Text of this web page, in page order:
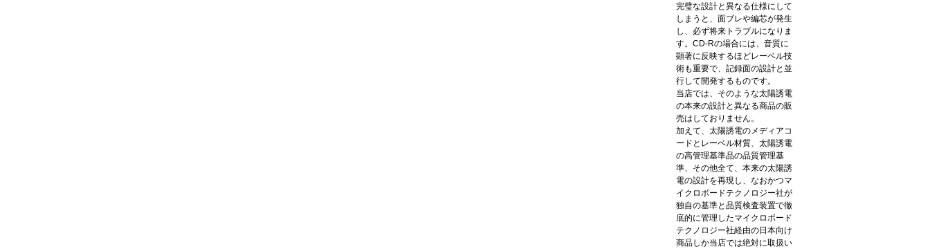
完璧な設計と異なる仕様にして
しまうと、面ブレや編芯が発生
し、必ず将来トラブルになりま
す。CD-Rの場合には、音質に
顕著に反映するほどレーベル技
術も重要で、記録面の設計と並
行して開発するものです。
当店では、そのような太陽誘電
の本来の設計と異なる商品の販
売はしておりません。
加えて、太陽誘電のメディアコ
ードとレーベル材質、太陽誘電
の高管理基準品の品質管理基
準、その他全て、本来の太陽誘
電の設計を再現し、なおかつマ
イクロボードテクノロジー社が
独自の基準と品質検査装置で徹
底的に管理したマイクロボード
テクノロジー社経由の日本向け
商品しか当店では絶対に取扱い